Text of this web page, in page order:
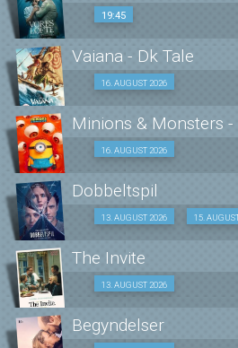
LÆS MERE
19:45
SE ALLE
LÆS MERE
Vaiana - Dk Tale
16. AUGUST 2026
SE ALLE
Minions & Monsters -
16. AUGUST 2026
SE ALLE
Dobbeltspil
13. AUGUST 2026 15.
Dobbeltspil
Dk undertekster
The Invite
13. AUGUST 2026
Begyndelser